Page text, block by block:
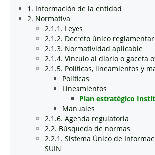
1. Información de la entidad
2. Normativa
2.1.1. Leyes
2.1.2. Decreto único
2.1.3. Normatividad aplicable
2.1.4. Vínculo al diario o gaceta
2.1.5. Políticas, lineamientos y
Políticas
Lineamientos
Plan estratégico
Manuales
2.1.6. Agenda regulatoria
2.2. Búsqueda de normas
2.2.1. Sistema Único de
SUIN